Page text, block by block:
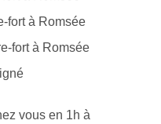
fort à Romsée
fort à Romsée
vous en 1h à